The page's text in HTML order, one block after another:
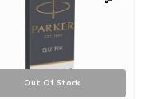
Out Of Stock